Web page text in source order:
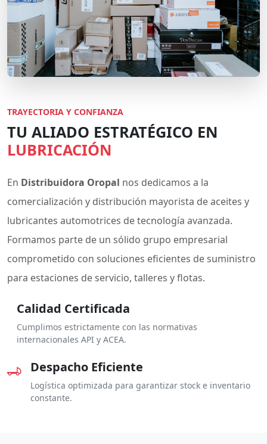
TRAYECTORIA Y CONFIANZA
TU ALIADO ESTRATÉGICO EN
LUBRICACIÓN
En Distribuidora Oropal nos dedicamos a la
comercialización y distribución mayorista de aceites y
lubricantes automotrices de tecnología avanzada.
Formamos parte de un sólido grupo empresarial
comprometido con soluciones eficientes de suministro
para estaciones de servicio, talleres y flotas.
Calidad Certificada
Cumplimos estrictamente con las normativas
internacionales API y ACEA.
Despacho Eficiente
Logística optimizada para garantizar stock e inventario
constante.